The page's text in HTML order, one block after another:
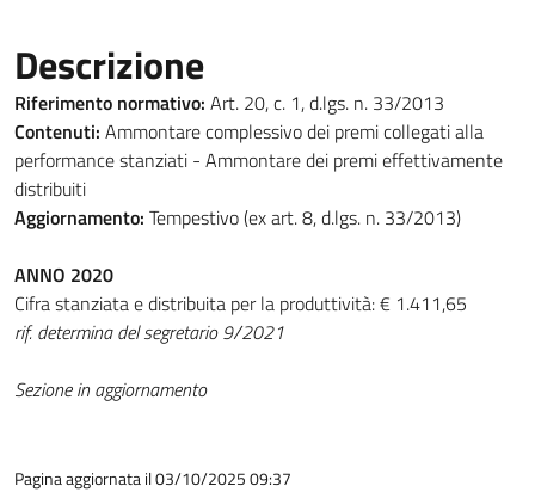
Descrizione
Riferimento normativo: Art. 20, c. 1, d.lgs. n. 33/2013
Contenuti: Ammontare complessivo dei premi collegati alla
performance stanziati - Ammontare dei premi effettivamente
distribuiti
Aggiornamento: Tempestivo (ex art. 8, d.lgs. n. 33/2013)
ANNO 2020
Cifra stanziata e distribuita per la produttività: € 1.411,65
rif. determina del segretario 9/2021
Sezione in aggiornamento
Pagina aggiornata il 03/10/2025 09:37